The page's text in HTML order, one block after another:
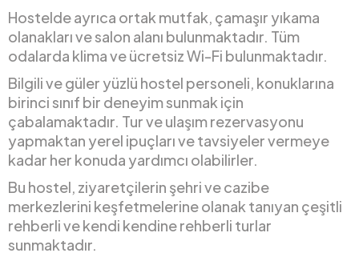
Hostelde ayrıca ortak mutfak, çamaşır yıkama
olanakları ve salon alanı bulunmaktadır. Tüm
odalarda klima ve ücretsiz Wi-Fi bulunmaktadır.
Bilgili ve güler yüzlü hostel personeli, konuklarına
birinci sınıf bir deneyim sunmak için
çabalamaktadır. Tur ve ulaşım rezervasyonu
yapmaktan yerel ipuçları ve tavsiyeler vermeye
kadar her konuda yardımcı olabilirler.
Bu hostel, ziyaretçilerin şehri ve cazibe
merkezlerini keşfetmelerine olanak tanıyan çeşitli
rehberli ve kendi kendine rehberli turlar
sunmaktadır.